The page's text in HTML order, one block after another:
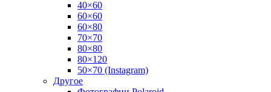
40×60
60×60
60×80
70×70
80×80
80×120
50×70 (Instagram)
Другое